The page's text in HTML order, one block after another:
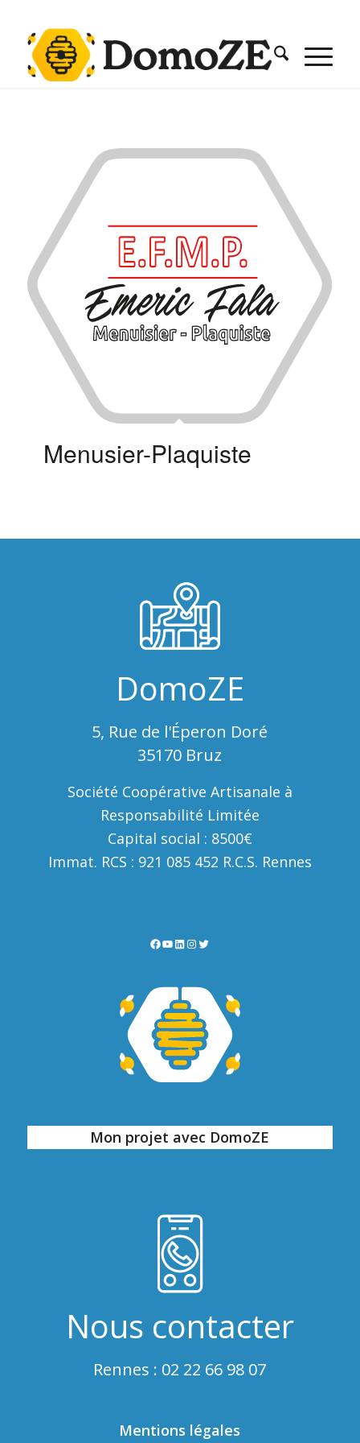
Menusier-Plaquiste
DomoZE
5, Rue de l'Éperon Doré
35170 Bruz
Société Coopérative Artisanale à
Responsabilité Limitée
Capital social : 8500€
Immat. RCS : 921 085 452 R.C.S. Rennes
Facebook
YouTube
LinkedIn
Instagram
Twitter
Mon projet avec DomoZE
Nous contacter
Rennes : 02 22 66 98 07
Mentions légales